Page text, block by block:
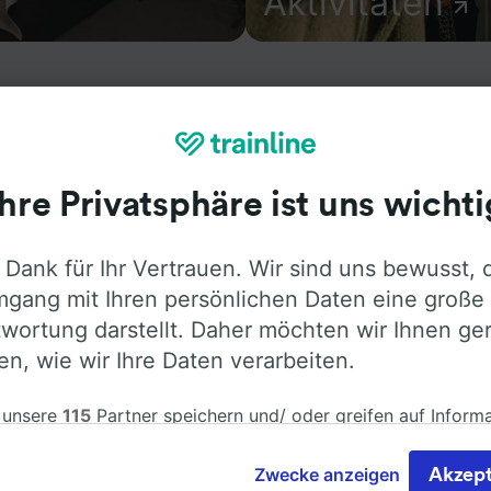
über den Bahnhof sowie Fahrpläne und
Thou. Trainline bietet Verbindungen von mehr als
wie
Thou.
Ihre Privatsphäre ist uns
für Ihr Vertrauen. Wir sind uns bewusst,
mit Ihren persönlichen Daten eine große
darstellt. Daher möchten wir Ihnen
wie wir Ihre Daten verarbeiten.
115 Partner speichern und/ oder greifen auf
Daten zu verarbeiten. Sie können Ihre
Zwecke anzeigen